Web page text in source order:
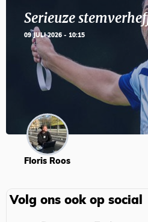
Serieuze
09 JULI 2026 - 10:15
Floris Roos
Volg ons ook op social